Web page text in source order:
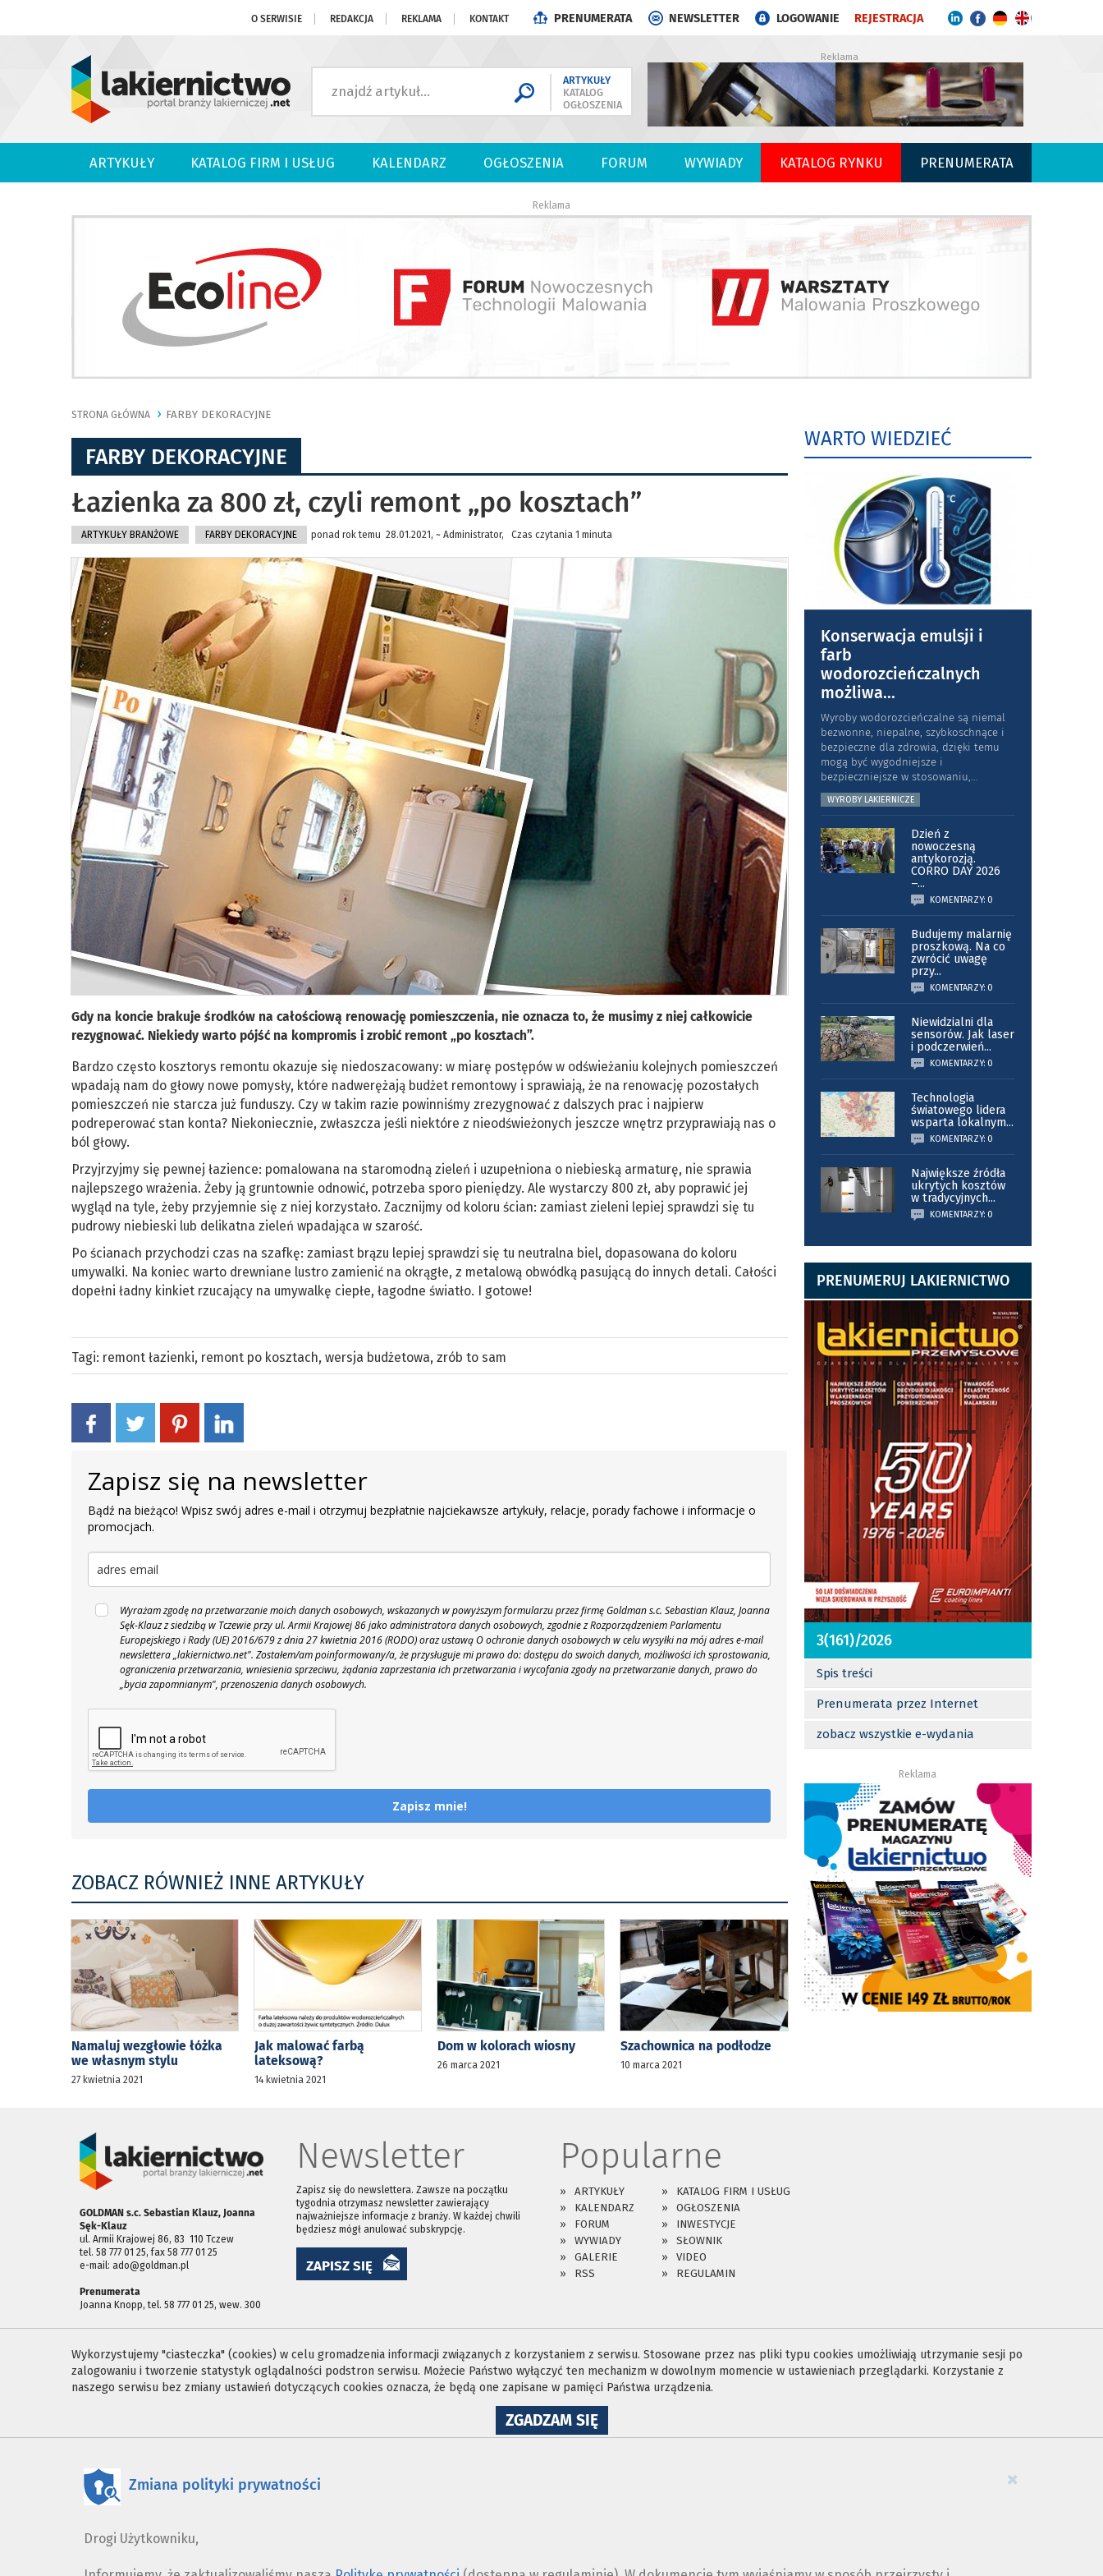
O SERWISIE REDAKCJA REKLAMA KONTAKT PRENUMERATA NEWSLETTER LOGOWANIE REJESTRACJA
ARTYKUŁY
KATALOG
OGŁOSZENIA
Reklama
ARTYKUŁY KATALOG FIRM I USŁUG KALENDARZ OGŁOSZENIA FORUM WYWIADY KATALOG RYNKU PRENUMERATA
Reklama
STRONA GŁÓWNA FARBY DEKORACYJNE
FARBY DEKORACYJNE
Łazienka za 800 zł, czyli remont „po kosztach”
ARTYKUŁY BRANŻOWE FARBY DEKORACYJNE ponad rok temu 28.01.2021, ~ Administrator, Czas czytania 1 minuta
Gdy na koncie brakuje środków na całościową renowację pomieszczenia, nie oznacza to, że musimy z niej całkowicie
rezygnować. Niekiedy warto pójść na kompromis i zrobić remont „po kosztach”.
Bardzo często kosztorys remontu okazuje się niedoszacowany: w miarę postępów w odświeżaniu kolejnych pomieszczeń
wpadają nam do głowy nowe pomysły, które nadwerężają budżet remontowy i sprawiają, że na renowację pozostałych
pomieszczeń nie starcza już funduszy. Czy w takim razie powinniśmy zrezygnować z dalszych prac i najpierw
podreperować stan konta? Niekoniecznie, zwłaszcza jeśli niektóre z nieodświeżonych jeszcze wnętrz przyprawiają nas o
ból głowy.
Przyjrzyjmy się pewnej łazience: pomalowana na staromodną zieleń i uzupełniona o niebieską armaturę, nie sprawia
najlepszego wrażenia. Żeby ją gruntownie odnowić, potrzeba sporo pieniędzy. Ale wystarczy 800 zł, aby poprawić jej
wygląd na tyle, żeby przyjemnie się z niej korzystało. Zacznijmy od koloru ścian: zamiast zieleni lepiej sprawdzi się tu
pudrowy niebieski lub delikatna zieleń wpadająca w szarość.
Po ścianach przychodzi czas na szafkę: zamiast brązu lepiej sprawdzi się tu neutralna biel, dopasowana do koloru
umywalki. Na koniec warto drewniane lustro zamienić na okrągłe, z metalową obwódką pasującą do innych detali. Całości
dopełni ładny kinkiet rzucający na umywalkę ciepłe, łagodne światło. I gotowe!
Tagi: remont łazienki, remont po kosztach, wersja budżetowa, zrób to sam
Zapisz się na newsletter
Bądź na bieżąco! Wpisz swój adres e-mail i otrzymuj bezpłatnie najciekawsze artykuły, relacje, porady fachowe i informacje o
promocjach.
Wyrażam zgodę na przetwarzanie moich danych osobowych, wskazanych w powyższym formularzu przez firmę Goldman s.c. Sebastian Klauz, Joanna
Sęk-Klauz z siedzibą w Tczewie przy ul. Armii Krajowej 86 jako administratora danych osobowych, zgodnie z Rozporządzeniem Parlamentu
Europejskiego i Rady (UE) 2016/679 z dnia 27 kwietnia 2016 (RODO) oraz ustawą O ochronie danych osobowych w celu wysyłki na mój adres e-mail
newslettera „lakiernictwo.net". Zostałem/am poinformowany/a, że przysługuje mi prawo do: dostępu do swoich danych, możliwości ich sprostowania,
ograniczenia przetwarzania, wniesienia sprzeciwu, żądania zaprzestania ich przetwarzania i wycofania zgody na przetwarzanie danych, prawo do
„bycia zapomnianym", przenoszenia danych osobowych.
Zapisz mnie!
ZOBACZ RÓWNIEŻ INNE ARTYKUŁY
Namaluj wezgłowie łóżka
we własnym stylu
27 kwietnia 2021
Jak malować farbą
lateksową?
14 kwietnia 2021
Dom w kolorach wiosny
26 marca 2021
Szachownica na podłodze
10 marca 2021
WARTO WIEDZIEĆ
Konserwacja emulsji i
farb
wodorozcieńczalnych
możliwa...
Wyroby wodorozcieńczalne są niemal
bezwonne, niepalne, szybkoschnące i
bezpieczne dla zdrowia, dzięki temu
mogą być wygodniejsze i
bezpieczniejsze w stosowaniu,...
WYROBY LAKIERNICZE
Dzień z
nowoczesną
antykorozją.
CORRO DAY 2026
–...
KOMENTARZY: 0
Budujemy malarnię
proszkową. Na co
zwrócić uwagę
przy...
KOMENTARZY: 0
Niewidzialni dla
sensorów. Jak laser
i podczerwień...
KOMENTARZY: 0
Technologia
światowego lidera
wsparta lokalnym...
KOMENTARZY: 0
Największe źródła
ukrytych kosztów
w tradycyjnych...
KOMENTARZY: 0
PRENUMERUJ LAKIERNICTWO
3(161)/2026
Spis treści
Prenumerata przez Internet
zobacz wszystkie e-wydania
Reklama
GOLDMAN s.c. Sebastian Klauz, Joanna
Sęk-Klauz
ul. Armii Krajowej 86, 83 ­ 110 Tczew
tel. 58 777 01 25, fax 58 777 01 25
e-mail: ado@goldman.pl
Prenumerata
Joanna Knopp, tel. 58 777 01 25, wew. 300
Newsletter
Zapisz się do newslettera. Zawsze na początku
tygodnia otrzymasz newsletter zawierający
najważniejsze informacje z branży. W każdej chwili
będziesz mógł anulować subskrypcję.
ZAPISZ SIĘ
Popularne
ARTYKUŁY
KATALOG FIRM I USŁUG
KALENDARZ
OGŁOSZENIA
FORUM
INWESTYCJE
WYWIADY
SŁOWNIK
GALERIE
VIDEO
RSS
REGULAMIN
Wykorzystujemy "ciasteczka" (cookies) w celu gromadzenia informacji związanych z korzystaniem z serwisu. Stosowane przez nas pliki typu cookies umożliwiają utrzymanie sesji po
zalogowaniu i tworzenie statystyk oglądalności podstron serwisu. Możecie Państwo wyłączyć ten mechanizm w dowolnym momencie w ustawieniach przeglądarki. Korzystanie z
naszego serwisu bez zmiany ustawień dotyczących cookies oznacza, że będą one zapisane w pamięci Państwa urządzenia.
ZGADZAM SIĘNA
WYKORZYSTANIE
×
Zmiana polityki prywatności
Drogi Użytkowniku,